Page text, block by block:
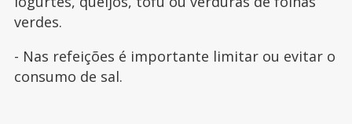
verdes.
- Nas refeições é importante limitar ou evitar o
consumo de sal.